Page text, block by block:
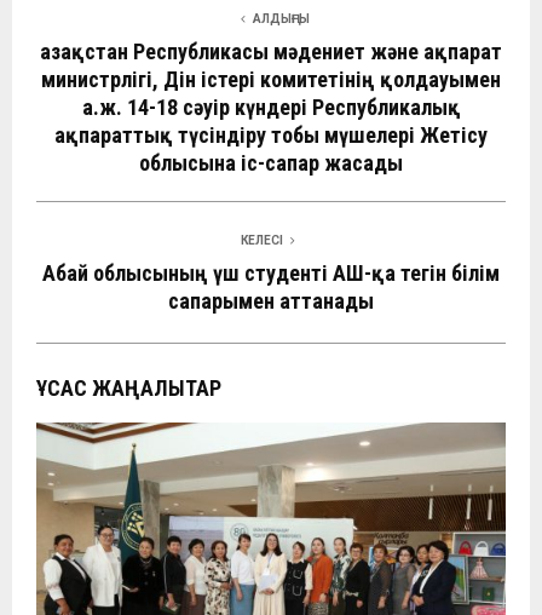
АЛДЫҢҒЫ
Қазақстан Республикасы мәдениет және ақпарат
министрлігі, Дін істері комитетінің қолдауымен
а.ж. 14-18 сәуір күндері Республикалық
ақпараттық түсіндіру тобы мүшелері Жетісу
облысына іс-сапар жасады
КЕЛЕСІ
Абай облысының үш студенті АҚШ-қа тегін білім
сапарымен аттанады
ҰҚСАС ЖАҢАЛЫҚТАР